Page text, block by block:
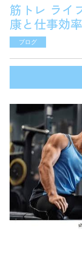
筋トレ ライ
康と仕事効
ブログ